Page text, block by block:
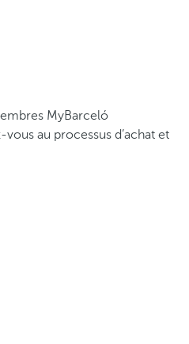
MyBarceló
au processus d’achat et